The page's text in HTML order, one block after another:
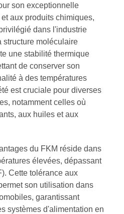
son exceptionnelle
aux produits chimiques,
dans l'industrie
structure moléculaire
une stabilité thermique
de conserver son
à des températures
est cruciale pour diverses
notamment celles où
aux huiles et aux
du FKM réside dans
élevées, dépassant
Cette tolérance aux
son utilisation dans
garantissant
systèmes d'alimentation en